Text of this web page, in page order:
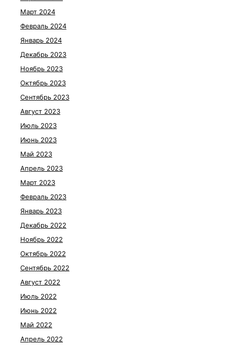
Март 2024
Февраль 2024
Январь 2024
Декабрь 2023
Ноябрь 2023
Октябрь 2023
Сентябрь 2023
Август 2023
Июль 2023
Июнь 2023
Май 2023
Апрель 2023
Март 2023
Февраль 2023
Январь 2023
Декабрь 2022
Ноябрь 2022
Октябрь 2022
Сентябрь 2022
Август 2022
Июль 2022
Июнь 2022
Май 2022
Апрель 2022